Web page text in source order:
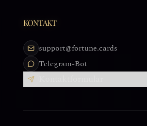
KONTAKT
support@fortune.cards
Telegram-Bot